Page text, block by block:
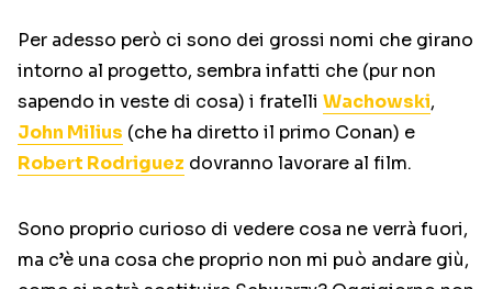
Per adesso però ci sono dei grossi nomi che girano
intorno al progetto, sembra infatti che (pur non
sapendo in veste di cosa) i fratelli Wachowski,
John Milius (che ha diretto il primo Conan) e
Robert Rodriguez dovranno lavorare al film.
Sono proprio curioso di vedere cosa ne verrà fuori,
ma c’è una cosa che proprio non mi può andare giù,